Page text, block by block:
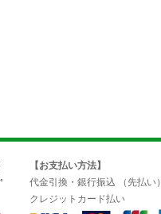
【お支払い方法】
代金引換・銀行振込 （先払い
クレジットカード払い